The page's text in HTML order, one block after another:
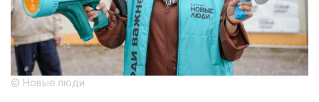
© Новые люди